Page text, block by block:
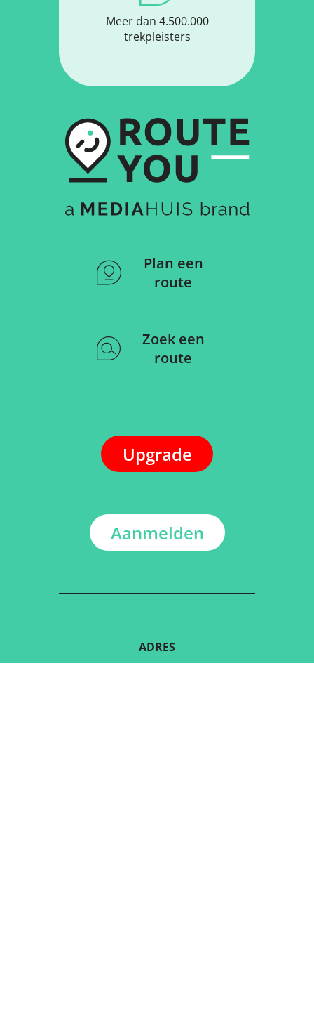
Meer dan 4.500.000
trekpleisters
Plan een
route
Zoek een
route
Upgrade
Aanmelden
ADRES